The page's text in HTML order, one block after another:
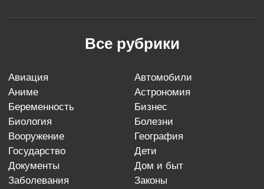
Все рубрики
авиация
автомобили
аниме
астрономия
беременность
бизнес
биология
болезни
вооружение
география
государство
дети
документы
дом и быт
заболевания
законы